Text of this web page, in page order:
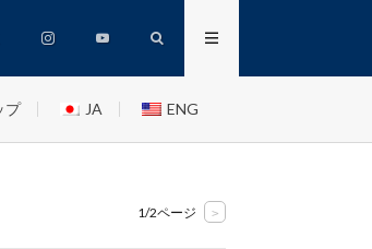
プ JA ENG
1/2ページ >